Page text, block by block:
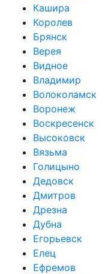
Кашира
Королев
Брянск
Верея
Видное
Владимир
Волоколамск
Воронеж
Воскресенск
Высоковск
Вязьма
Голицыно
Дедовск
Дмитров
Дрезна
Дубна
Егорьевск
Елец
Ефремов